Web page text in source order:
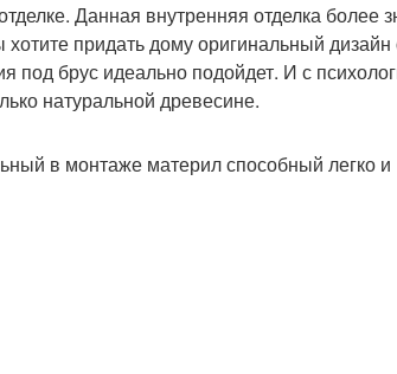
Данная внутренняя отделка более
придать дому оригинальный
под брус идеально подойдет. И с
натуральной древесине.
в монтаже материл способный легко и